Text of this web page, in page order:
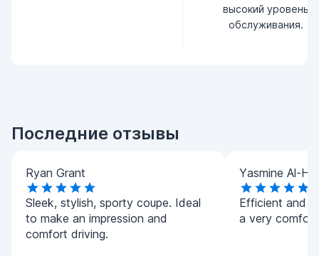
высокий уровень
обслуживания.
Последние отзывы
Ryan Grant
Sleek, stylish, sporty coupe. Ideal
to make an impression and
comfort driving.
Yasmine Al-
Efficient and
a very